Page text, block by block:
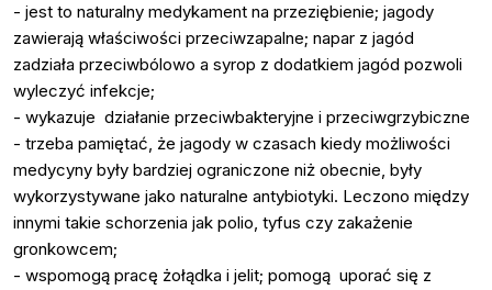
- jest to naturalny medykament na przeziębienie; jagody
zawierają właściwości przeciwzapalne; napar z jagód
zadziała przeciwbólowo a syrop z dodatkiem jagód pozwoli
wyleczyć infekcje;
- wykazuje działanie przeciwbakteryjne i przeciwgrzybiczne
- trzeba pamiętać, że jagody w czasach kiedy możliwości
medycyny były bardziej ograniczone niż obecnie, były
wykorzystywane jako naturalne antybiotyki. Leczono między
innymi takie schorzenia jak polio, tyfus czy zakażenie
gronkowcem;
- wspomogą pracę żołądka i jelit; pomogą uporać się z